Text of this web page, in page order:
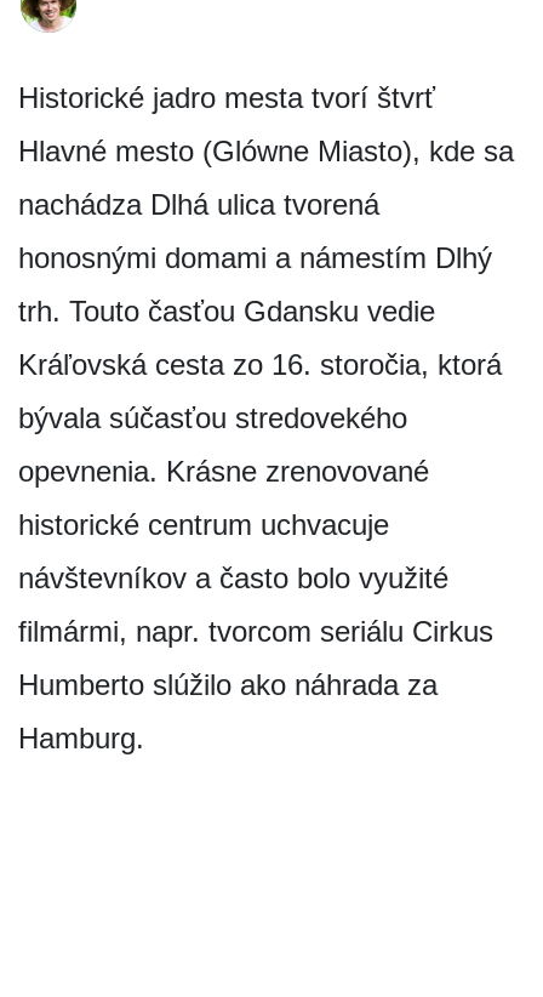
Historické jadro mesta tvorí štvrť
Hlavné mesto (Glówne Miasto), kde sa
nachádza Dlhá ulica tvorená
honosnými domami a námestím Dlhý
trh. Touto časťou Gdansku vedie
Kráľovská cesta zo 16. storočia, ktorá
bývala súčasťou stredovekého
opevnenia. Krásne zrenovované
historické centrum uchvacuje
návštevníkov a často bolo využité
filmármi, napr. tvorcom seriálu Cirkus
Humberto slúžilo ako náhrada za
Hamburg.